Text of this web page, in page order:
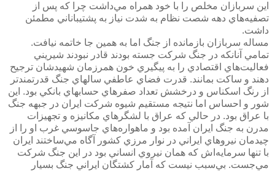
اين سربازان مخلص را با خود همراه مي‌داشت چرا كه پس از
تصفيه‌هاي دهه شصت نظام به شدت نياز به پشتيباناني مطمئن
داشت.
مساله سربازان بازمانده از جنگ اما به همين جا خاتمه نيافت.
تمامي آنانكه در جنگ شركت جسته بودند قادر نبودند شيريني
فعاليت‌هاي اقتصادي را به پيگيري خون همرزمان شهيدشان ترجيح
دهند و ساكت بمانند. قدرت فضاي عاطفي سالهاي جنگ قدرتمندتر
از رنگ اسكناس و درخشش تعداد صفرهاي حسابهاي بانكي بود. اين
شور و احساس اما نتيجه مستقيم شيوه شركت ايران در جبهه جنگ
با عراق بود. در حالي كه عراق با لشگرهاي مكانيزه و تجهيزات
مدرن به جنگ ايران آمده بود و ماهواره‌هاي جاسوسي غرب او را از
چيدمان نيروهاي ايراني در نوار مرزي كشور آگاه مي‌ساختند ايران
با تنها سرمايه‌اش كه همان نيروي انساني بود در اين جنگ شركت
مي‌جست. بي‌سبب نيست كه آمار كشتگان ايراني جنگ بسيار